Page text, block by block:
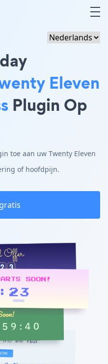
Eleven
Plugin Op
toe aan uw Twenty Eleven
of hoofdpijn.